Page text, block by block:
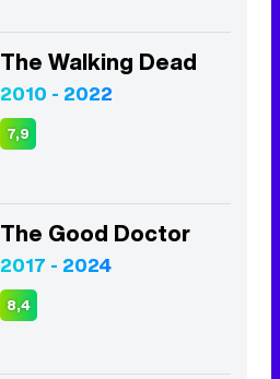
The Walking Dead
2010 - 2022
7,9
The Good Doctor
2017 - 2024
8,4